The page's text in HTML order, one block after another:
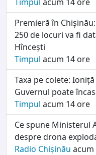
Premieră în
250 de locuri va fi
Hîncești
Timpul acum 14 ore
Taxa pe colete:
Guvernul poate
Timpul acum 14 ore
Ce spune Ministerul
despre drona
Radio Chișinău acum